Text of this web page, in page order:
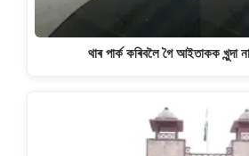
থাৰ পাৰ্ক কৰিবলৈ গৈ আইতাকক খুন্দা